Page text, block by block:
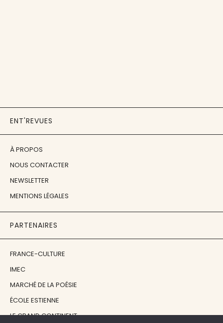
ENT'REVUES
À PROPOS
NOUS CONTACTER
NEWSLETTER
MENTIONS LÉGALES
PARTENAIRES
FRANCE-CULTURE
IMEC
MARCHÉ DE LA POÉSIE
ÉCOLE ESTIENNE
LE GRAND CONTINENT